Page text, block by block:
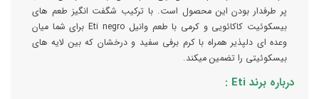
پر طرفدار بودن این محصول است. با ترکیب شگفت انگیز طعم های
بیسکوئیت کاکائویی و کرمی با طعم وانیل Eti negro برای شما میان
وعده ای دلپذیر همراه با کرم برفی سفید و درخشان که بین لایه های
بیسکوئیتی را تضمین میکند.
درباره برند Eti :